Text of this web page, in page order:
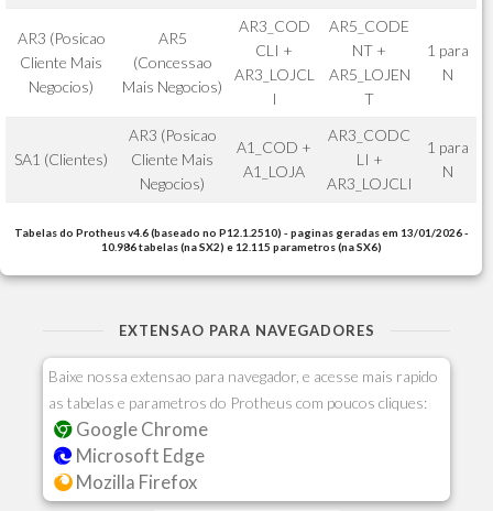
AR3 (Posicao
Cliente Mais
Negocios)
AR5
(Concessao
Mais Negocios)
AR3_COD
CLI +
AR3_LOJCL
I
AR5_CODE
NT +
AR5_LOJEN
T
1 para
N
SA1 (Clientes)
AR3 (Posicao
Cliente Mais
Negocios)
A1_COD +
A1_LOJA
AR3_CODC
LI +
AR3_LOJCLI
1 para
N
Tabelas do Protheus v4.6 (baseado no P12.1.2510) - paginas geradas em 13/01/2026 -
10.986 tabelas (na SX2) e 12.115 parametros (na SX6)
EXTENSAO PARA NAVEGADORES
Baixe nossa extensao para navegador, e acesse mais rapido
as tabelas e parametros do Protheus com poucos cliques:
Google Chrome
Microsoft Edge
Mozilla Firefox